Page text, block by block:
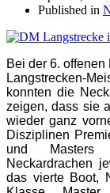
Published in
Bei der 6.
Langstrecken-
konnten die
zeigen, dass sie
wieder ganz
Disziplinen
und
Neckardrachen
das vierte Boot,